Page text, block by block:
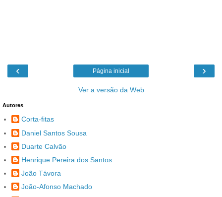
‹ ›
Página inicial
Ver a versão da Web
Autores
Corta-fitas
Daniel Santos Sousa
Duarte Calvão
Henrique Pereira dos Santos
João Távora
João-Afonso Machado